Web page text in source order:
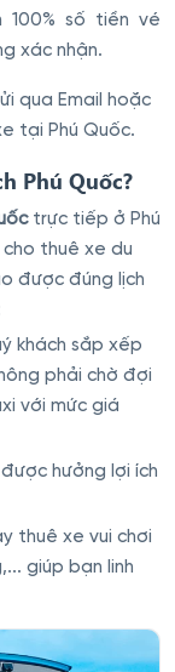
100% số tiền vé
xác nhận.
qua Email hoặc
tại Phú Quốc.
Phú Quốc?
trực tiếp ở Phú
thuê xe du
được đúng lịch
khách sắp xếp
phải chờ đợi
với mức giá
hưởng lợi ích
thuê xe vui chơi
giúp bạn linh